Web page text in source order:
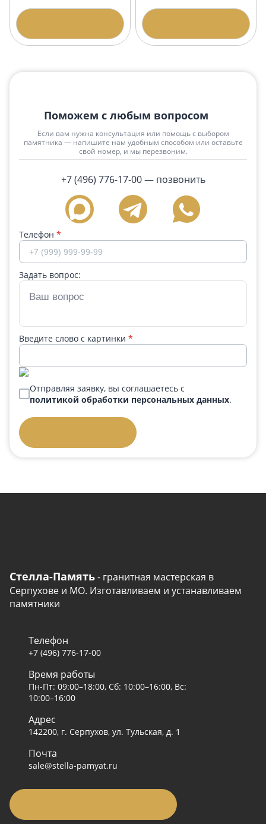
Поможем с любым вопросом
Если вам нужна консультация или помощь с выбором
памятника — напишите нам удобным способом или оставьте
свой номер, и мы перезвоним.
+7 (496) 776-17-00— позвонить
Телефон *
Задать вопрос:
Введите слово с картинки *
Отправляя заявку, вы соглашаетесь с
политикой обработки персональных данных.
Стелла-Память- гранитная мастерская в
Серпухове и МО. Изготавливаем и устанавливаем
памятники
Телефон
+7 (496) 776-17-00
Время работы
Пн-Пт: 09:00–18:00, Сб: 10:00–16:00, Вс:
10:00–16:00
Адрес
142200, г. Серпухов, ул. Тульская, д. 1
Почта
sale@stella-pamyat.ru